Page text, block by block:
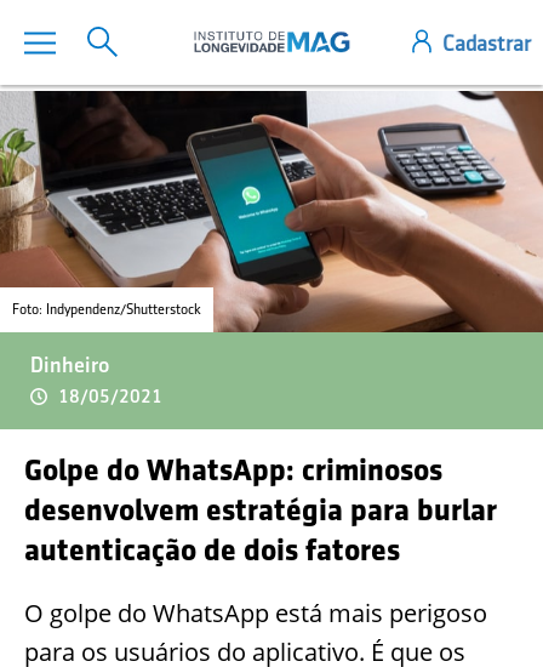
Foto: Indypendenz/Shutterstock
Dinheiro
18/05/2021
Golpe do WhatsApp: criminosos
desenvolvem estratégia para burlar
autenticação de dois fatores
O golpe do WhatsApp está mais perigoso
para os usuários do aplicativo. É que os